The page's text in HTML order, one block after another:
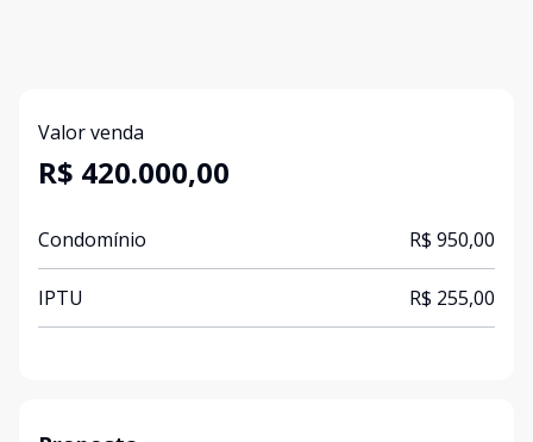
Valor venda
R$ 420.000,00
Condomínio R$ 950,00
IPTU R$ 255,00